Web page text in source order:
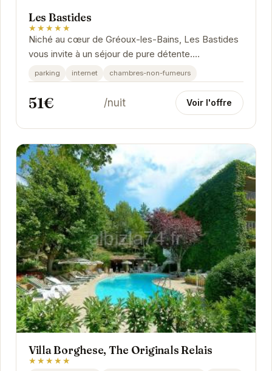
Les Bastides
★★★★★
Niché au cœur de Gréoux-les-Bains, Les Bastides
vous invite à un séjour de pure détente.
L'établissement propose un cadre paisible et...
parking internet chambres-non-fumeurs
51€ /nuit Voir l'offre
Villa Borghese, The Originals Relais
★★★★★